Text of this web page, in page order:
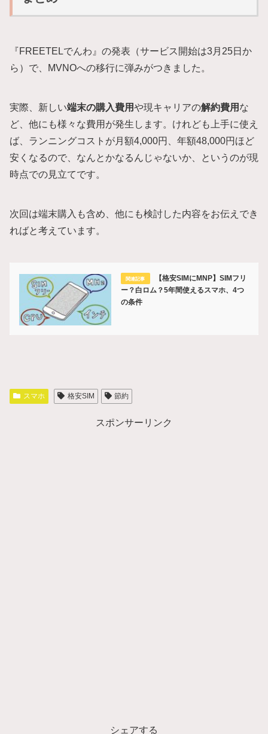
『FREETELでんわ』の発表（サービス開始は3月25日か
ら）で、MVNOへの移行に弾みがつきました。
実際、新しい端末の購入費用や現キャリアの解約費用 な
ど、他にも様々な費用が発生します。けれども上手に使え
ば、ランニングコストが月額4,000円、年額48,000円ほど
安くなるので、なんとかなるんじゃないか、というのが現
時点での見立てです。
次回は端末購入も含め、他にも検討した内容をお伝えでき
ればと考えています。
【格安SIMにMNP】SIMフリ
ー？白ロム？5年間使えるスマホ、4つ
の条件
スマホ 格安SIM 節約
スポンサーリンク
シェアする